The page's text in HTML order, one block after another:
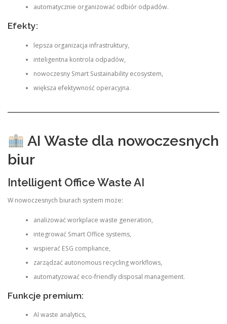
automatycznie organizować odbiór odpadów.
Efekty:
lepsza organizacja infrastruktury,
inteligentna kontrola odpadów,
nowoczesny Smart Sustainability ecosystem,
większa efektywność operacyjna.
AI Waste dla nowoczesnych
biur
Intelligent Office Waste AI
W nowoczesnych biurach system może:
analizować workplace waste generation,
integrować Smart Office systems,
wspierać ESG compliance,
zarządzać autonomous recycling workflows,
automatyzować eco-friendly disposal management.
Funkcje premium:
AI waste analytics,